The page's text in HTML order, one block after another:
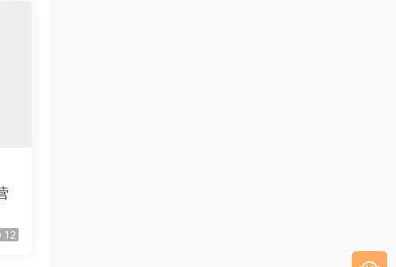
12